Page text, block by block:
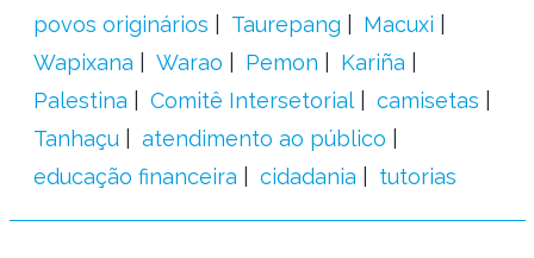
povos originários
Taurepang
Macuxi
Wapixana
Warao Pemon
Kariña
Palestina
Comitê Intersetorial
camisetas
Tanhaçu
atendimento ao público
educação financeira
cidadania tutorias